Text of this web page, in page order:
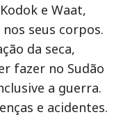
e Waat,
seus corpos.
da seca,
fazer no Sudão
a guerra.
e acidentes.